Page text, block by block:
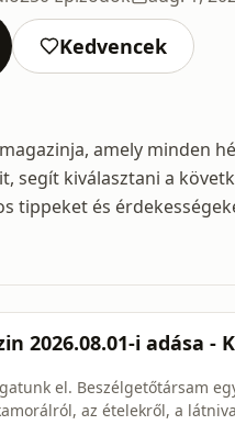
Kedvencek
amely minden
segít kiválasztani a
tippeket és
2026.08.01-i adása -
el. Beszélgetőtársam
az ételekről, a